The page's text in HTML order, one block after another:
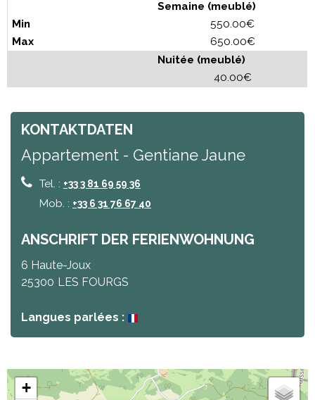
Semaine (meublé)
550.00€
650.00€
Nuitée (meublé)
40.00€
KONTAKTDATEN
Appartement - Gentiane Jaune
Tel. : +33 3 81 69 59 36
Mob. : +33 6 31 76 67 40
ANSCHRIFT DER FERIENWOHNUNG
6 Haute-Joux
25300 LES FOURGS
Langues parlées :
+